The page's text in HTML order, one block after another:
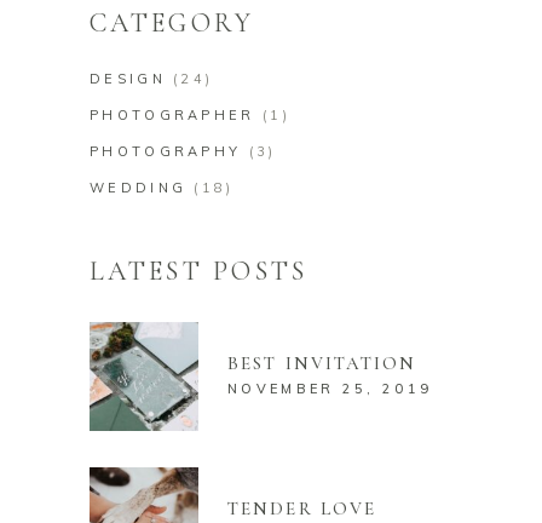
CATEGORY
DESIGN (24)
PHOTOGRAPHER (1)
PHOTOGRAPHY (3)
WEDDING (18)
LATEST POSTS
BEST INVITATION
NOVEMBER 25, 2019
TENDER LOVE